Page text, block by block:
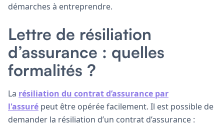
démarches à entreprendre.
Lettre de résiliation
d’assurance : quelles
formalités ?
La résiliation du contrat d’assurance par
l'assuré peut être opérée facilement. Il est possible de
demander la résiliation d’un contrat d’assurance :